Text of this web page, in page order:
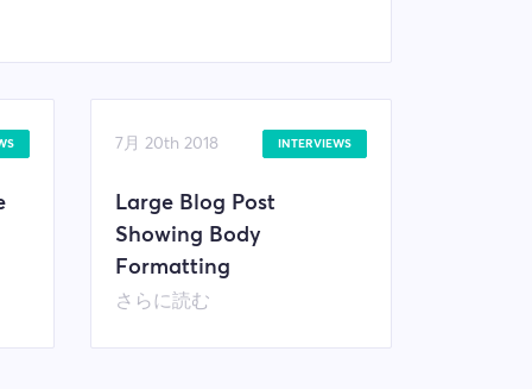
7月 20th 2018 INTERVIEWS
Large Blog Post
Showing Body
Formatting
さらに読む